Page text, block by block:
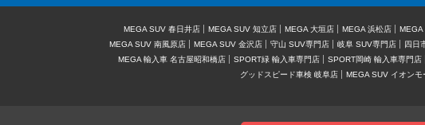
MEGA SUV 春日井店 MEGA SUV 知立店 MEGA 大垣店 MEGA 浜松店 MEGA
MEGA SUV 南風原店
MEGA SUV 金沢店 守山 SUV専門店 岐阜 SUV専門店 四日
MEGA 輸入車 名古屋昭和橋店
SPORT緑 輸入車専門店 SPORT岡崎 輸入車専門店
グッドスピード車検 岐阜店
MEGA SUV イオンモ